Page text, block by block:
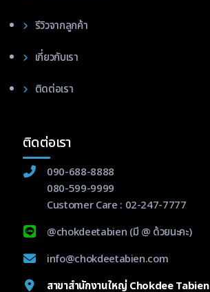
รีวิวจากลูกค้า
เกี่ยวกับเรา
ติดต่อเรา
ติดต่อเรา
090-688-8888
080-599-9999
Customer Care : 02-247-7777
@chokdeetabien (มี @ ด้วยนะคะ)
info@chokdeetabien.com
สาขาสำนักงานใหญ่ Chokdee Tabien